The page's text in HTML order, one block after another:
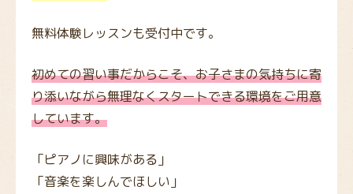
無料体験レッスンも受付中です。
初めての習い事だからこそ、お子さまの気持ちに寄
り添いながら無理なくスタートできる環境をご用意
しています。
「ピアノに興味がある」
「音楽を楽しんでほしい」